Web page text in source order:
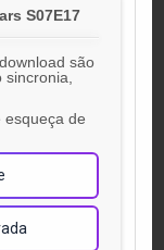
S07E17
são
sincronia,
esqueça de